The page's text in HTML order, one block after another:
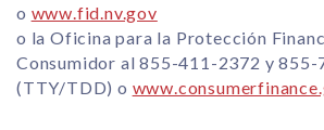
o www.fid.nv.gov
o la Oficina para la Protección
Consumidor al 855-411-2372 y 855-
(TTY/TDD) o